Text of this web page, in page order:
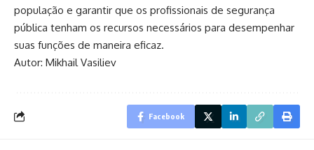
população e garantir que os profissionais de segurança
pública tenham os recursos necessários para desempenhar
suas funções de maneira eficaz.
Autor: Mikhail Vasiliev
Facebook